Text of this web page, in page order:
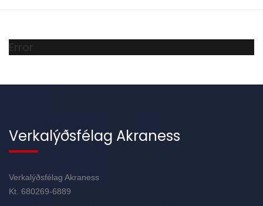
Error
Verkalýðsfélag Akraness
Verkalýðsfélag Akraness
Kt. 680269-6889